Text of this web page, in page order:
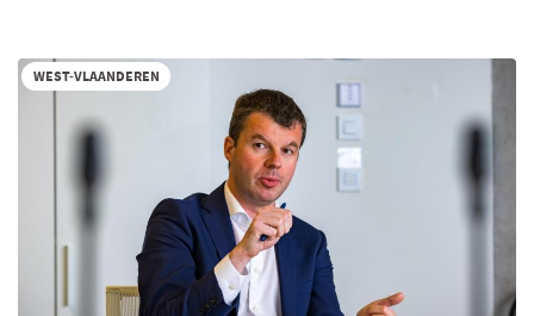
HR:
VAN
SLIMME
ASSISTENT
COLLEGA
WEST-VLAANDEREN